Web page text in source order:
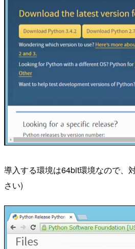
導入する環境は64bit環境なので、
さい)